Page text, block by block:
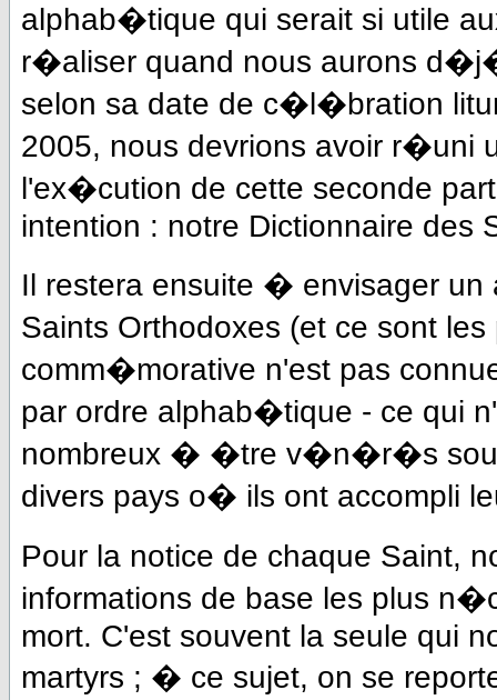
alphab�tique qui serait si utile
r�aliser quand nous aurons
selon sa date de c�l�bration
2005, nous devrions avoir
l'ex�cution de cette seconde
intention : notre Dictionnaire des
Il restera ensuite � envisager un
Saints Orthodoxes (et ce sont
comm�morative n'est pas
par ordre alphab�tique - ce qui
nombreux � �tre v�n�r�s sous
divers pays o� ils ont accompli
Pour la notice de chaque Saint,
informations de base les plus
mort. C'est souvent la seule qui
martyrs ; � ce sujet, on se